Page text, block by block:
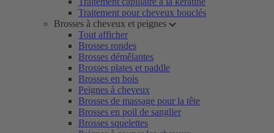
Traitement pour cheveux bouclés
Brosses à cheveux et peignes
Tout afficher
Brosses rondes
Brosses démêlantes
Brosses plates et paddle
Brosses en bois
Peignes à cheveux
Brosses de massage pour la tête
Brosses en poil de sanglier
Brosses squelettes